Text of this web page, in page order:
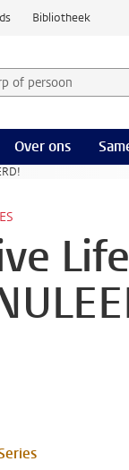
Bibliotheek
of persoon
Over ons